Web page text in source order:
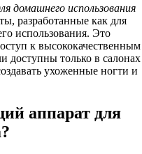
домашнего использования
разработанные как для
использования. Это
к высококачественным
доступны только в салонах
ухоженные ногти и
аппарат для